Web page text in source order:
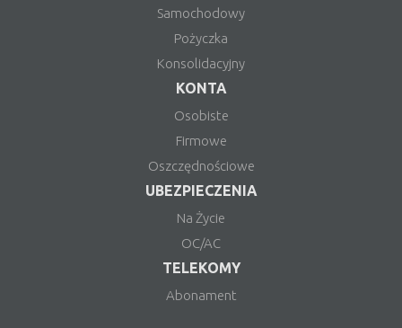
Samochodowy
Pożyczka
Konsolidacyjny
KONTA
Osobiste
Firmowe
Oszczędnościowe
UBEZPIECZENIA
Na Życie
OC/AC
TELEKOMY
Abonament